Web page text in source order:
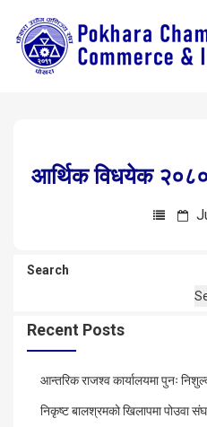
आर्थिक विधयेक २०८०
Search
Recent Posts
आन्तरिक राजश्व कार्यालयमा पुनः
निकृष्ट बालश्रमको खिलापमा पोउवा